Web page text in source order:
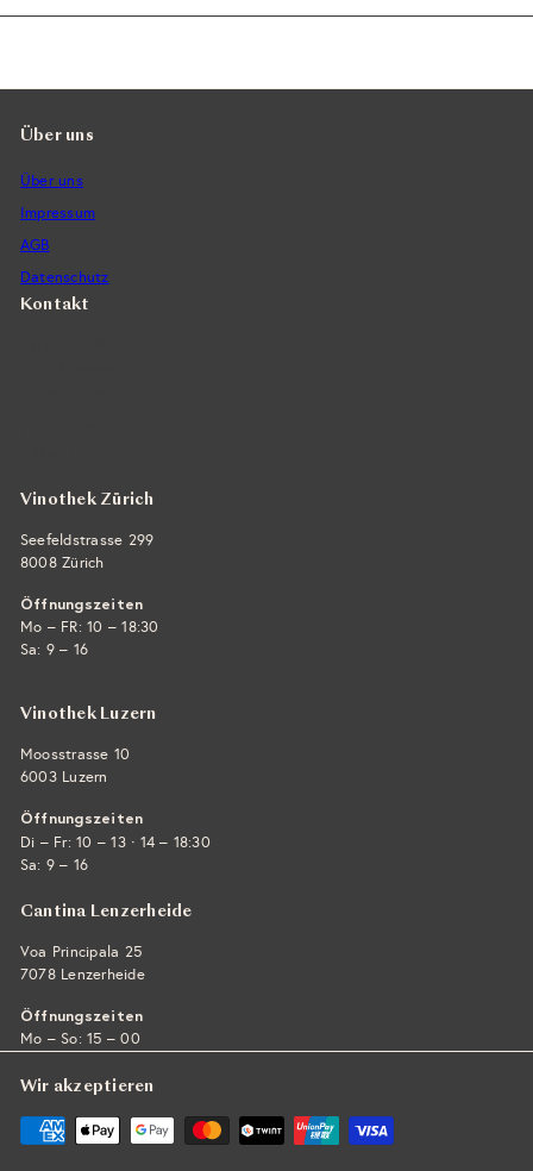
Über uns
Über uns
Impressum
AGB
Datenschutz
Kontakt
Vinothek Zürich
Seefeldstrasse 299
8008 Zürich
Öffnungszeiten
Mo – FR: 10 – 18:30
Sa: 9 – 16
Vinothek Luzern
Moosstrasse 10
6003 Luzern
Öffnungszeiten
Di – Fr: 10 – 13 · 14 – 18:30
Sa: 9 – 16
Cantina Lenzerheide
Voa Principala 25
7078 Lenzerheide
Öffnungszeiten
Mo – So: 15 – 00
Wir akzeptieren